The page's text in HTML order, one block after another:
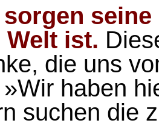
Welt ist.
die uns
haben
suchen die